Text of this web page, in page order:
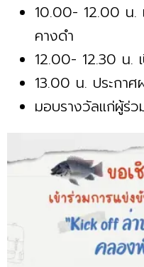
10.00- 12.00 น.
คางดำ
12.00- 12.30 น.
13.00 น. ประกาศ
มอบรางวัลแก่ผู้ร่ว